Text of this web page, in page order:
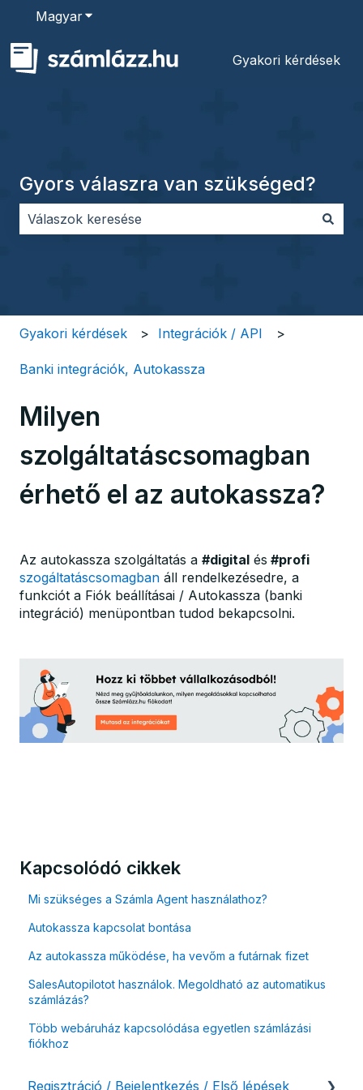
MagyarAlmenü megjelenítése fordításokhoz
Gyakori kérdések
Gyors válaszra van szükséged?
Gyakori kérdések Integrációk / API
Banki integrációk, Autokassza
Milyen
szolgáltatáscsomagban
érhető el az autokassza?
Az autokassza szolgáltatás a #digital és #profi
szogáltatáscsomagban áll rendelkezésedre, a
funkciót a Fiók beállításai / Autokassza (banki
integráció) menüpontban tudod bekapcsolni.
Kapcsolódó cikkek
Mi szükséges a Számla Agent használathoz?
Autokassza kapcsolat bontása
Az autokassza működése, ha vevőm a futárnak fizet
SalesAutopilotot használok. Megoldható az automatikus
számlázás?
Több webáruház kapcsolódása egyetlen számlázási
fiókhoz
Regisztráció / Bejelentkezés / Első lépések